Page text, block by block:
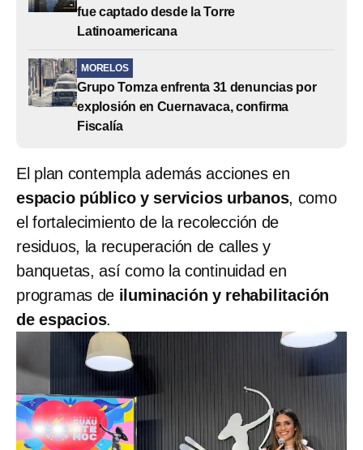
fue captado desde la Torre
Latinoamericana
MORELOS
Grupo Tomza enfrenta 31 denuncias por
explosión en Cuernavaca, confirma
Fiscalía
El plan contempla además acciones en
espacio público y servicios urbanos, como
el fortalecimiento de la recolección de
residuos, la recuperación de calles y
banquetas, así como la continuidad en
programas de iluminación y rehabilitación
de espacios.